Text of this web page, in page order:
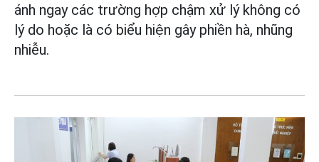
ánh ngay các trường hợp chậm xử lý không có
lý do hoặc là có biểu hiện gây phiền hà, nhũng
nhiễu.